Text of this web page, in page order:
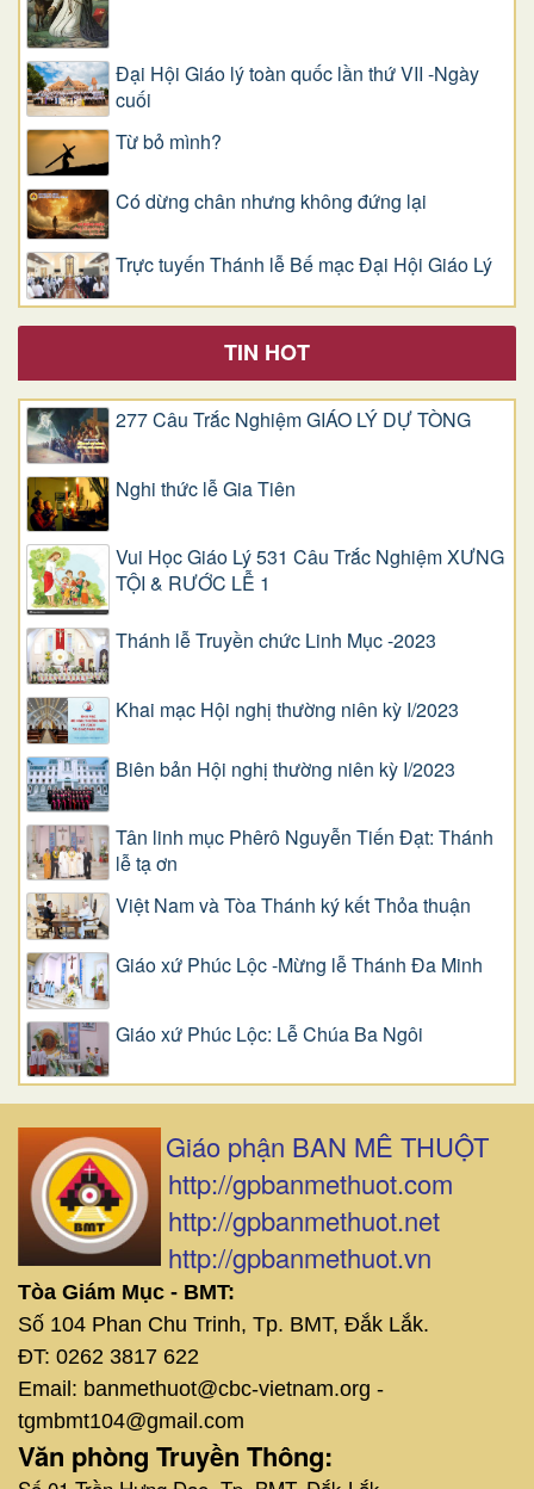
Đại Hội Giáo lý toàn quốc lần thứ VII -Ngày
cuối
Từ bỏ mình?
Có dừng chân nhưng không đứng lại
Trực tuyến Thánh lễ Bế mạc Đại Hội Giáo Lý
TIN HOT
277 Câu Trắc Nghiệm GIÁO LÝ DỰ TÒNG
Nghi thức lễ Gia Tiên
Vui Học Giáo Lý 531 Câu Trắc Nghiệm XƯNG
TỘI & RƯỚC LỄ 1
Thánh lễ Truyền chức Linh Mục -2023
Khai mạc Hội nghị thường niên kỳ I/2023
Biên bản Hội nghị thường niên kỳ I/2023
Tân linh mục Phêrô Nguyễn Tiến Đạt: Thánh
lễ tạ ơn
Việt Nam và Tòa Thánh ký kết Thỏa thuận
Giáo xứ Phúc Lộc -Mừng lễ Thánh Đa Minh
Giáo xứ Phúc Lộc: Lễ Chúa Ba Ngôi
Giáo phận BAN MÊ THUỘT
http://gpbanmethuot.com
http://gpbanmethuot.net
http://gpbanmethuot.vn
Tòa Giám Mục - BMT:
Số 104 Phan Chu Trinh, Tp. BMT, Đắk Lắk.
ĐT: 0262 3817 622
Email: banmethuot@cbc-vietnam.org -
tgmbmt104@gmail.com
Văn phòng Truyền Thông: